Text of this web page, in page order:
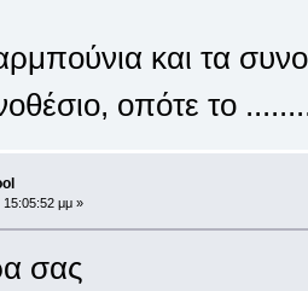
και τα
οπότε το
15:05:52 μμ »
σας